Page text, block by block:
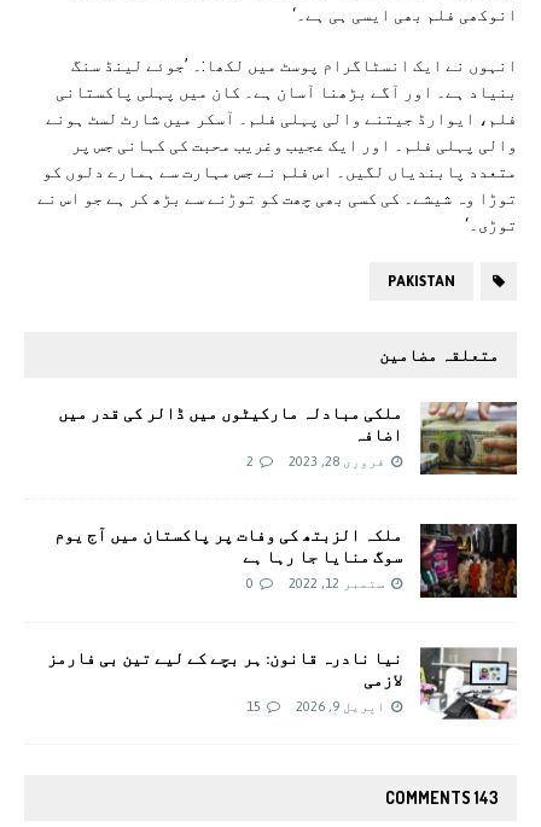
انوکھی فلم بھی ایسی ہی ہے۔‘
انہوں نے ایک انسٹاگرام پوسٹ میں لکھا:۔ ’جوئے لینڈ سنگ
بنیاد ہے۔ اور آگے بڑھنا آسان ہے۔ کان میں پہلی پاکستانی
فلم، ایوارڈ جیتنے والی پہلی فلم۔ آسکر میں شارٹ لسٹ ہونے
والی پہلی فلم۔ اور ایک عجیب وغریب محبت کی کہانی جس پر
متعدد پابندیاں لگیں۔ اس فلم نے جس مہارت سے ہمارے دلوں کو
توڑا وہ شیشے۔ کی کسی بھی چھت کو توڑنے سے بڑھ کر ہے جو اس نے
توڑی۔‘
PAKISTAN
متعلقہ مضامین
ملکی مبادلہ مارکیٹوں میں ڈالر کی قدر میں
اضافہ
فروری 28, 2023 2
ملکہ الزبتھ کی وفات پر پاکستان میں آج یوم
سوگ منایا جا رہا ہے
ستمبر 12, 2022 0
نیا نادرہ قانون: ہر بچے کے لیے تین بی فارمز
لازمی
اپریل 9, 2026 15
143 COMMENTS